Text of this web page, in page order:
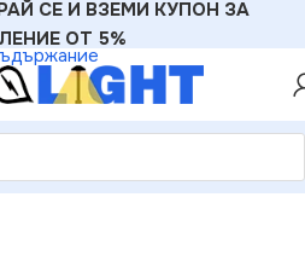
СЕ И ВЗЕМИ КУПОН ЗА
ОТ 5%
TAC VT-3417 Преходник E40 E27